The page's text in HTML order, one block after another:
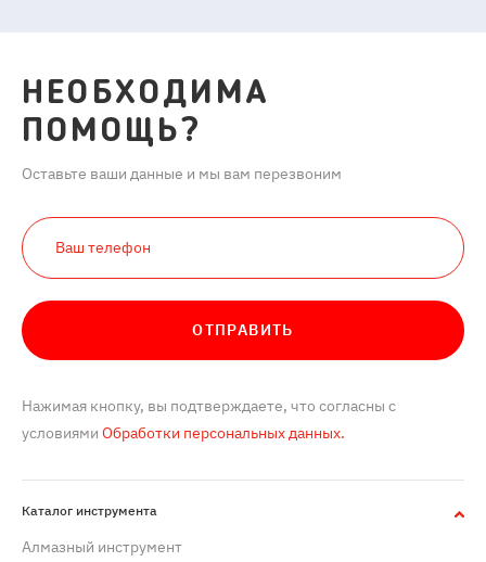
НЕОБХОДИМА
ПОМОЩЬ?
Оставьте ваши данные и мы вам перезвоним
ОТПРАВИТЬ
Нажимая кнопку, вы подтверждаете, что согласны с
условиями Обработки персональных данных.
Каталог инструмента
Алмазный инструмент